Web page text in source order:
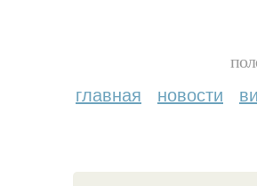
главная новости